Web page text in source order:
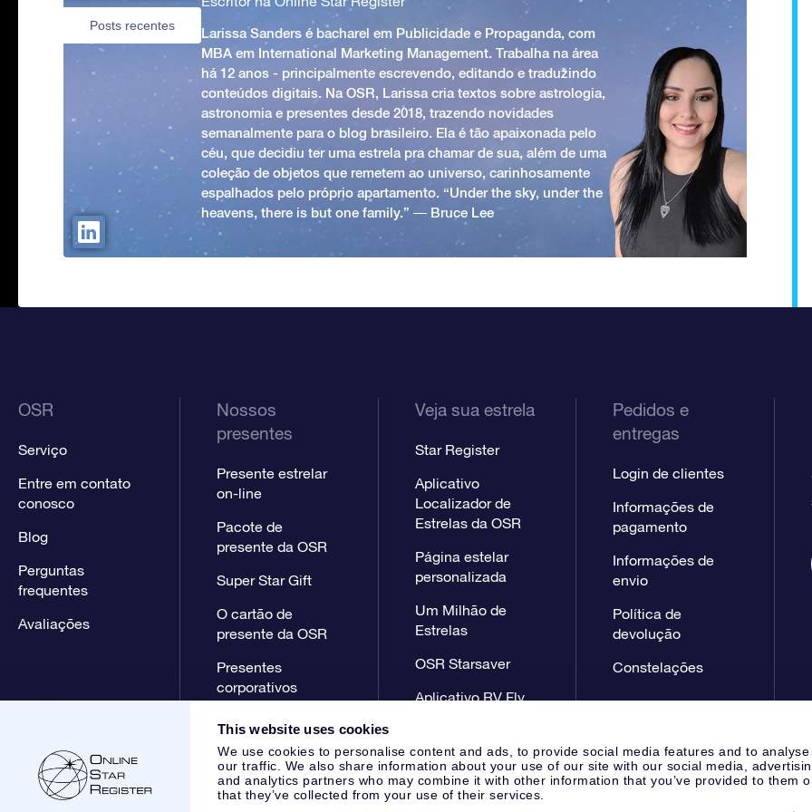
This website uses cookies
We use cookies to personalise content and ads, to provide social media features and to analyse
our traffic. We also share information about your use of our site with our social media,
and analytics partners who may combine it with other information that you’ve provided to them
that they’ve collected from your use of their services.
Posts recentes
Larissa Sanders é bacharel em Publicidade e Propaganda, com
MBA em International Marketing Management. Trabalha na área
há 12 anos - principalmente escrevendo, editando e traduzindo
conteúdos digitais. Na OSR, Larissa cria textos sobre astrologia,
astronomia e presentes desde 2018, trazendo novidades
semanalmente para o blog brasileiro. Ela é tão apaixonada pelo
céu, que decidiu ter uma estrela pra chamar de sua, além de uma
coleção de objetos que remetem ao universo, carinhosamente
espalhados pelo próprio apartamento. “Under the sky, under the
heavens, there is but one family.” ― Bruce Lee
OSR
Serviço
Entre em contato
conosco
Blog
Perguntas
frequentes
Avaliações
Nossos
presentes
Presente estrelar
on-line
Pacote de
presente da OSR
Super Star Gift
O cartão de
presente da OSR
Presentes
corporativos
Veja sua estrela
Star Register
Aplicativo
Localizador de
Estrelas da OSR
Página estelar
personalizada
Um Milhão de
Estrelas
OSR Starsaver
Aplicativo RV Fly
Pedidos e
entregas
Login de clientes
Informações de
pagamento
Informações de
envio
Política de
devolução
Constelações